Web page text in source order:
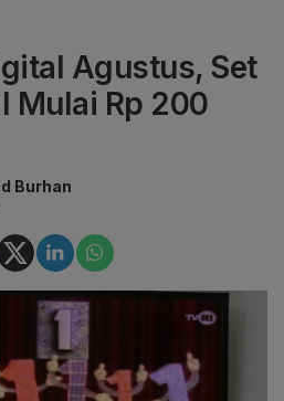
Agustus, Set
Mulai Rp 200
Burhan